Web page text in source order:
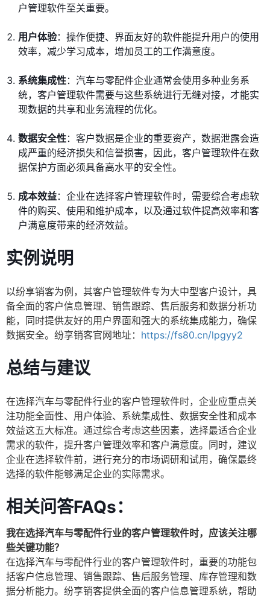
户管理软件至关重要。
用户体验：操作便捷、界面友好的软件能提升用户的使用
效率，减少学习成本，增加员工的工作满意度。
系统集成性：汽车与零配件企业通常会使用多种业务系
统，客户管理软件需要与这些系统进行无缝对接，才能实
现数据的共享和业务流程的优化。
数据安全性：客户数据是企业的重要资产，数据泄露会造
成严重的经济损失和信誉损害，因此，客户管理软件在数
据保护方面必须具备高水平的安全性。
成本效益：企业在选择客户管理软件时，需要综合考虑软
件的购买、使用和维护成本，以及通过软件提高效率和客
户满意度带来的经济效益。
实例说明
以纷享销客为例，其客户管理软件专为大中型客户设计，具
备全面的客户信息管理、销售跟踪、售后服务和数据分析功
能，同时提供友好的用户界面和强大的系统集成能力，确保
数据安全。纷享销客官网地址： https://fs80.cn/lpgyy2
总结与建议
在选择汽车与零配件行业的客户管理软件时，企业应重点关
注功能全面性、用户体验、系统集成性、数据安全性和成本
效益这五大标准。通过综合考虑这些因素，选择最适合企业
需求的软件，提升客户管理效率和客户满意度。同时，建议
企业在选择软件前，进行充分的市场调研和试用，确保最终
选择的软件能够满足企业的实际需求。
相关问答FAQs：
我在选择汽车与零配件行业的客户管理软件时，应该关注哪
些关键功能？
在选择汽车与零配件行业的客户管理软件时，重要的功能包
括客户信息管理、销售跟踪、售后服务管理、库存管理和数
据分析能力。纷享销客提供全面的客户信息管理系统，帮助